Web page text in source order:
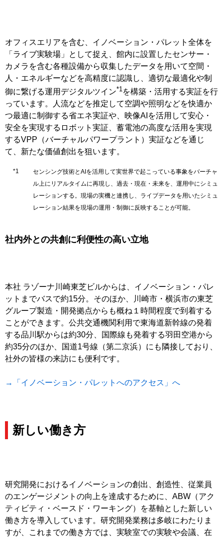
オフィスエリアを含む、イノベーション・パレット全体を
「ライブ実験場」として捉え、館内に設置したセンサー・
カメラを含む各種設備から収集したデータを用いて空間・
人・エネルギーなどを高精度に認識し、適切な最適化や制
御に繋げる運用デジタルツイン*1を構築・活用する実証を行
っています。人流などを推定して空調や照明などを快適か
つ最適に制御する省エネ実証や、映像AIを活用して安心・
安全を実現するロボット実証、蓄電池の高度な活用を実現
するVPP（バーチャルパワープラント）実証などを通じ
て、新たな価値創出を狙います。
センシング技術とAIを活用して実世界で起こっている事象をバーチャ
ル上にリアルタイムに再現し、過去・現在・未来を、運用中にシミュ
レーションする。現場の実機と連携し、ライブデータを用いたシミュ
レーション結果を現場の運用・制御に反映することが可能。
社内外との共創に利便性の高い立地
本社 ラゾーナ川崎東芝ビルからは、イノベーション・パレ
ットまでバスで約15分。そのほか、川崎市・横浜市の東芝
グループ製造・開発拠点からも概ね１時間程度で到着する
ことができます。公共交通機関利用で東海道新幹線の発着
する品川駅からは約30分、国際線も発着する羽田空港から
約35分のほか、国道1号線（第二京浜）にも隣接しており、
社外の皆様の来訪にも便利です。
→「イノベーション・パレットへのアクセス」へ
新しい働き方
研究開発におけるイノベーションの創出、創造性、従業員
のエンゲージメントの向上を達成するために、ABW（アク
ティビティ・ベースド・ワーキング）を基軸とした新しい
働き方を導入しています。研究開発業務は多岐にわたりま
すが、これまでの働き方では、実験室での実験や会議、在